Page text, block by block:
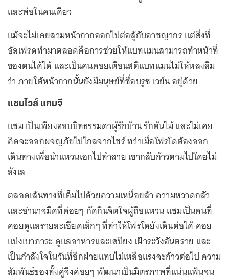
และพ่อในคนเดียว
แม้จะไม่เคยสวมหน้ากากออกไปต่อสู้กับอาชญากร แต่สิ่งที่
อัลเฟรดทำมาตลอดคือการช่วยให้แบทแมนสามารถทำหน้าที่
ของตนได้ได้ และเป็นคนคอยเตือนสติแบทแมนไม่ให้หลงลืม
ว่า ภายใต้หน้ากากนั้นยังมีมนุษย์ที่ชื่อบรูซ เวย์น อยู่ด้วย
แซมไวส์ แกมจี
แซม เป็นเพียงฮอบบิทธรรมดาผู้รักบ้าน รักต้นไม้ และไม่เคย
คิดจะออกผจญภัยไปไกลจากไชร์ ทว่าเมื่อโฟรโดต้องออก
เดินทางเพื่อนำแหวนเอกไปทำลาย เขากลับก้าวตามไปโดยไม่
ลังเล
ตลอดเส้นทางที่เต็มไปด้วยความเหนื่อยล้า ความหวาดกลัว
และอำนาจมืดที่ค่อยๆ กัดกินจิตใจผู้ถือแหวน แซมเป็นคนที่
คอยดูแลรายละเอียดเล็กๆ ที่ทำให้โฟรโดยังเดินต่อได้ คอย
แบ่งเบาภาระ ดูแลอาหารและเสบียง เฝ้าระวังอันตราย และ
เป็นกำลังใจในวันที่อีกฝ่ายแทบไม่เหลือแรงจะก้าวต่อไป ความ
สัมพันธ์ของทั้งคู่จึงค่อยๆ พัฒนาเป็นมิตรภาพที่แน่นแฟ้นจน